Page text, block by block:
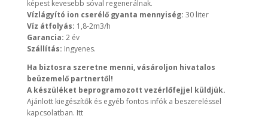
képest kevesebb sóval regenerálnak.
Vízlágyító ion cserélő gyanta mennyiség: 30 liter
Víz átfolyás: 1,8-2m3/h
Garancia: 2 év
Szállítás: Ingyenes.
Ha biztosra szeretne menni, vásároljon hivatalos
beüzemelő partnertől!
A készüléket beprogramozott vezérlőfejjel küldjük.
Ajánlott kiegészítők és egyéb fontos infók a beszereléssel
kapcsolatban. Itt